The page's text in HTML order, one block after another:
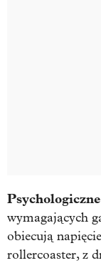
wymagających
obiecują
rollercoaster, z